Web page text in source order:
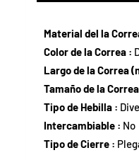
Material del la
Color de la Correa :
Largo de la Correa
Tamaño de la
Tipo de Hebilla :
Intercambiable : No
Tipo de Cierre :